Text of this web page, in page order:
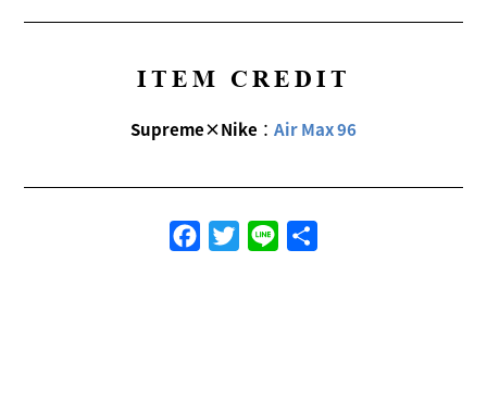
ITEM CREDIT
Supreme×Nike ： Air Max 96
FacebookTwitterLine